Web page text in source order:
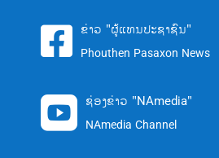
 ຂ່າວ "ຜູ້ແທນປະຊາຊົນ"
Phouthen Pasaxon News
 ຊ່ອງຂ່າວ "NAmedia"
NAmedia Channel